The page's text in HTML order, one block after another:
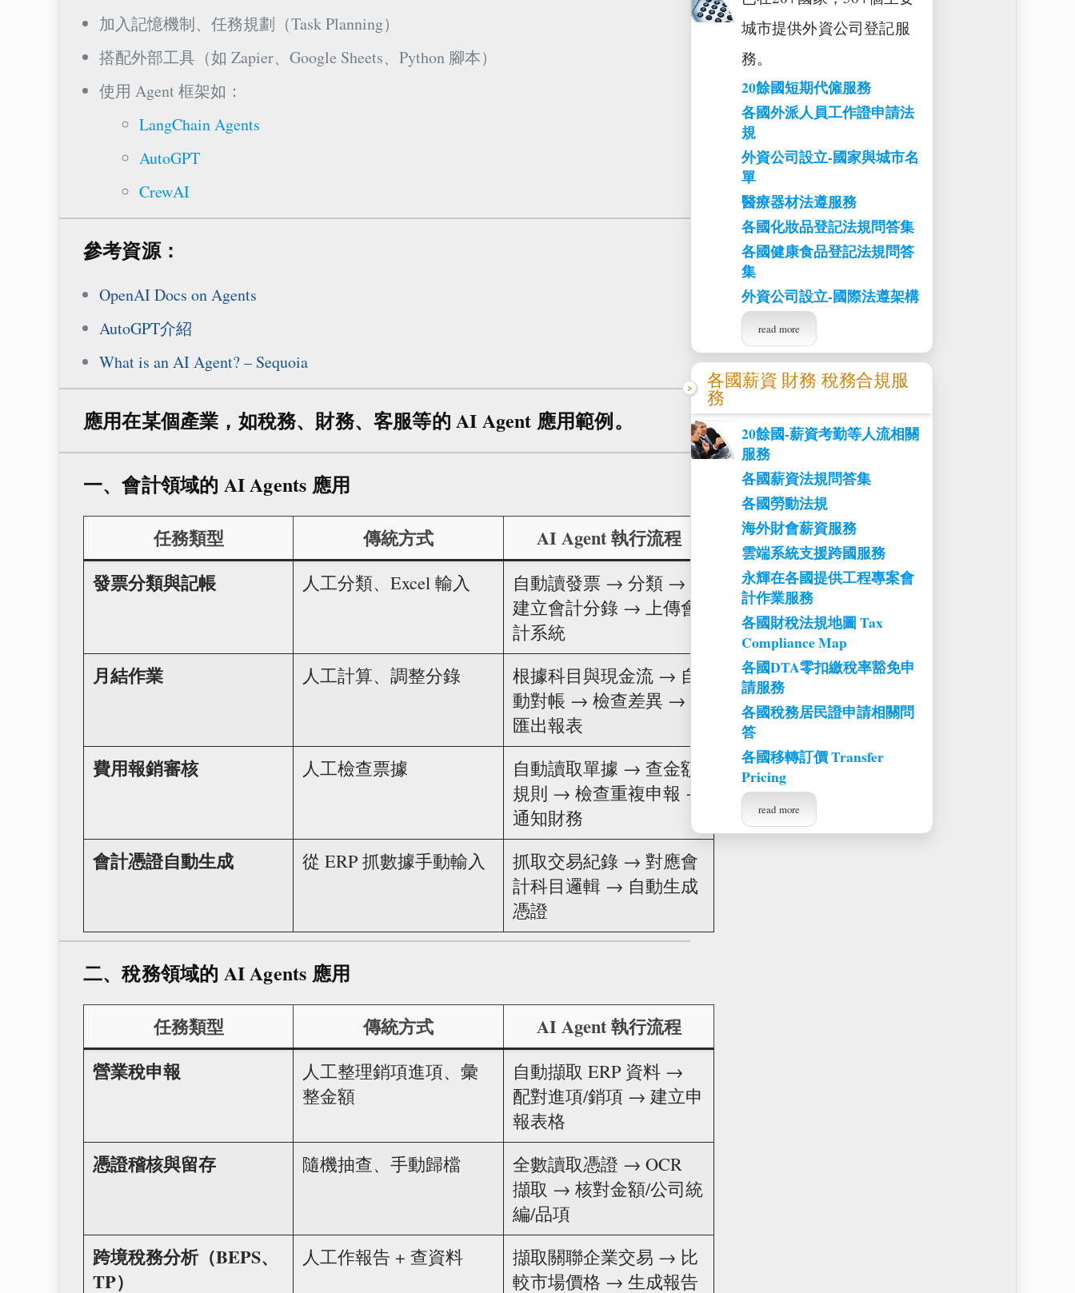
加入記憶機制、任務規劃（Task Planning）
搭配外部工具（如 Zapier、Google Sheets、Python 腳本）
使用 Agent 框架如：
LangChain Agents
AutoGPT
CrewAI
參考資源：
OpenAI Docs on Agents
AutoGPT介紹
What is an AI Agent? – Sequoia
應用在某個產業，如稅務、財務、客服等的 AI Agent 應用範例。
一、會計領域的 AI Agents 應用
任務類型 傳統方式
AI Agent 執行流程
發票分類與記帳
人工分類、Excel 輸入
自動讀發票 → 分類 →
建立會計分錄 → 上傳會
計系統
月結作業 人工計算、調整分錄
根據科目與現金流 → 自
動對帳 → 檢查差異 →
匯出報表
費用報銷審核 人工檢查票據
自動讀取單據 → 查金額
規則 → 檢查重複申報 →
通知財務
會計憑證自動生成 從 ERP 抓數據手動輸入
抓取交易紀錄 → 對應會
計科目邏輯 → 自動生成
憑證
二、稅務領域的 AI Agents 應用
任務類型 傳統方式
AI Agent 執行流程
營業稅申報
人工整理銷項進項、彙
整金額
自動擷取 ERP 資料 →
配對進項/銷項 → 建立申
報表格
憑證稽核與留存 隨機抽查、手動歸檔
全數讀取憑證 → OCR
擷取 → 核對金額/公司統
編/品項
跨境稅務分析（BEPS、
TP）
人工作報告 + 查資料
擷取關聯企業交易 → 比
較市場價格 → 生成報告
城市提供外資公司登記服
務。
20餘國短期代僱服務
各國外派人員工作證申請法
規
外資公司設立-國家與城市名
單
醫療器材法遵服務
各國化妝品登記法規問答集
各國健康食品登記法規問答
集
外資公司設立-國際法遵架構
read more
各國薪資 財務 稅務合規服
務
20餘國-薪資考勤等人流相關
服務
各國薪資法規問答集
各國勞動法規
海外財會薪資服務
雲端系統支援跨國服務
永輝在各國提供工程專案會
計作業服務
各國財稅法規地圖 Tax
Compliance Map
各國DTA零扣繳稅率豁免申
請服務
各國稅務居民證申請相關問
答
各國移轉訂價 Transfer
Pricing
read more